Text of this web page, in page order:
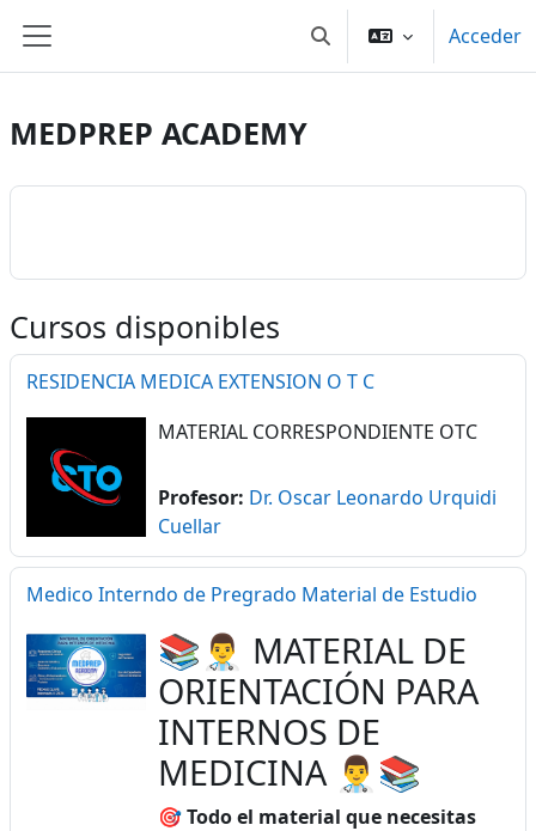
Panel lateral Selector de búsqueda
Acceder
MEDPREP ACADEMY
Cursos disponibles
RESIDENCIA MEDICA EXTENSION O T C
MATERIAL CORRESPONDIENTE OTC
Profesor: Dr. Oscar Leonardo Urquidi
Cuellar
Medico Interndo de Pregrado Material de Estudio
📚👨‍⚕️ MATERIAL DE
ORIENTACIÓN PARA
INTERNOS DE
MEDICINA 👨‍⚕️📚
🎯Todo el material que necesitas